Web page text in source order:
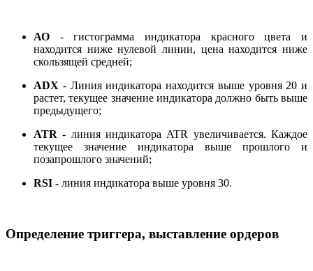
АО - гистограмма индикатора красного цвета и
находится ниже нулевой линии, цена находится ниже
скользящей средней;
ADX - Линия индикатора находится выше уровня 20 и
растет, текущее значение индикатора должно быть выше
предыдущего;
ATR - линия индикатора ATR увеличивается. Каждое
текущее значение индикатора выше прошлого и
позапрошлого значений;
RSI - линия индикатора выше уровня 30.
Определение триггера, выставление ордеров